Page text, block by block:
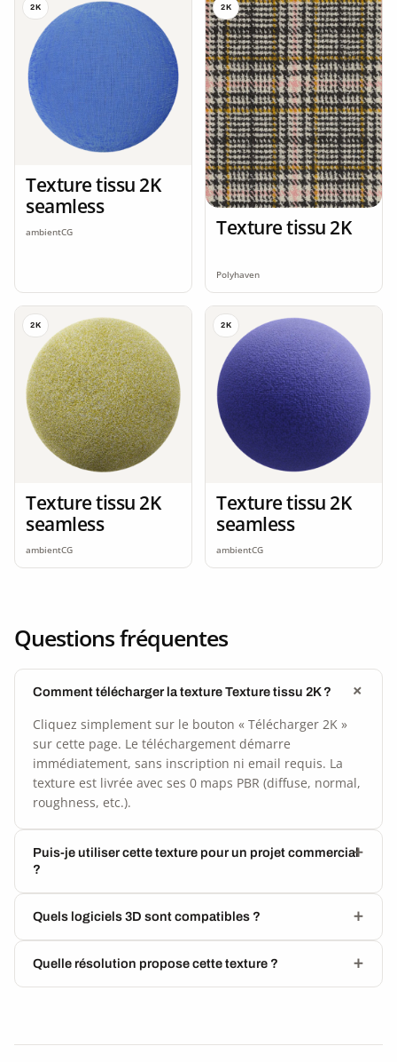
2K
Texture tissu 2K
seamless
ambientCG
2K
Texture tissu 2K
Polyhaven
2K
Texture tissu 2K
seamless
ambientCG
2K
Texture tissu 2K
seamless
ambientCG
Questions fréquentes
Comment télécharger la texture Texture tissu 2K ?
Cliquez simplement sur le bouton « Télécharger 2K »
sur cette page. Le téléchargement démarre
immédiatement, sans inscription ni email requis. La
texture est livrée avec ses 0 maps PBR (diffuse, normal,
roughness, etc.).
Puis-je utiliser cette texture pour un projet commercial
?
Quels logiciels 3D sont compatibles ?
Quelle résolution propose cette texture ?